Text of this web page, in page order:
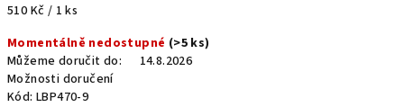
Měrná
510 Kč / 1 ks
Momentálně nedostupné (>5 ks)
Můžeme doručit do:
14.8.2026
Možnosti doručení
Kód: LBP470-9